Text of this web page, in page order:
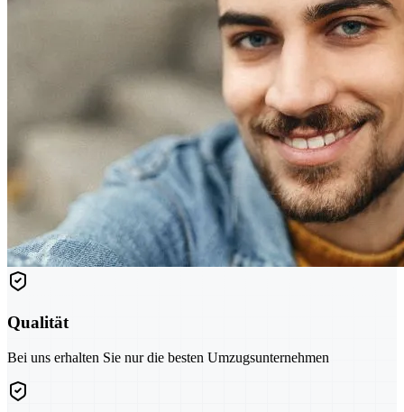
Qualität
Bei uns erhalten Sie nur die besten Umzugsunternehmen